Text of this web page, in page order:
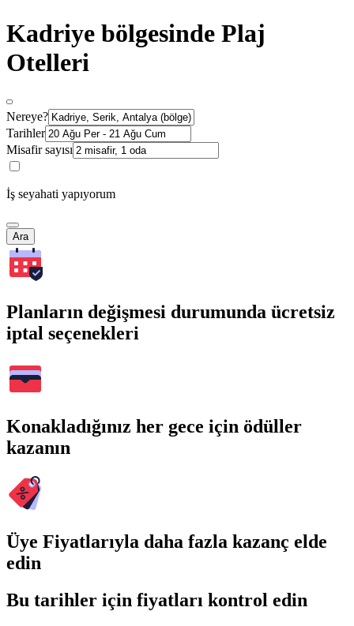
Kadriye bölgesinde Plaj
Otelleri
Nereye?
Tarihler
Misafir sayısı
İş seyahati yapıyorum
Ara
Planların değişmesi durumunda ücretsiz
iptal seçenekleri
Konakladığınız her gece için ödüller
kazanın
Üye Fiyatlarıyla daha fazla kazanç elde
edin
Bu tarihler için fiyatları kontrol edin